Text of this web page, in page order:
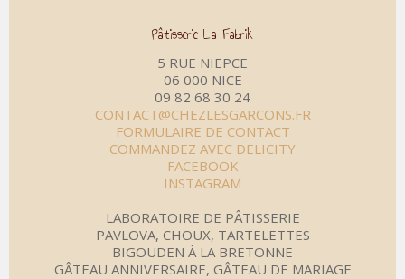
Pâtisserie La Fabrik
5 RUE NIEPCE
06 000 NICE
09 82 68 30 24
CONTACT@CHEZLESGARCONS.FR
FORMULAIRE DE CONTACT
COMMANDEZ AVEC DELICITY
FACEBOOK
INSTAGRAM
LABORATOIRE DE PÂTISSERIE
PAVLOVA, CHOUX, TARTELETTES
BIGOUDEN À LA BRETONNE
GÂTEAU ANNIVERSAIRE, GÂTEAU DE MARIAGE